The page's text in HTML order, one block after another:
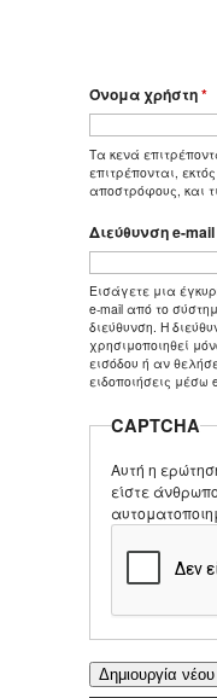
Όνομα χρήστη*
Τα κενά
επιτρέπονται,
αποστρόφους, και
Διεύθυνση e-mail
Εισάγετε μια
e-mail από το
διεύθυνση. Η
χρησιμοποιηθεί
εισόδου ή αν
ειδοποιήσεις μέσω
CAPTCHA
Αυτή η
είστε